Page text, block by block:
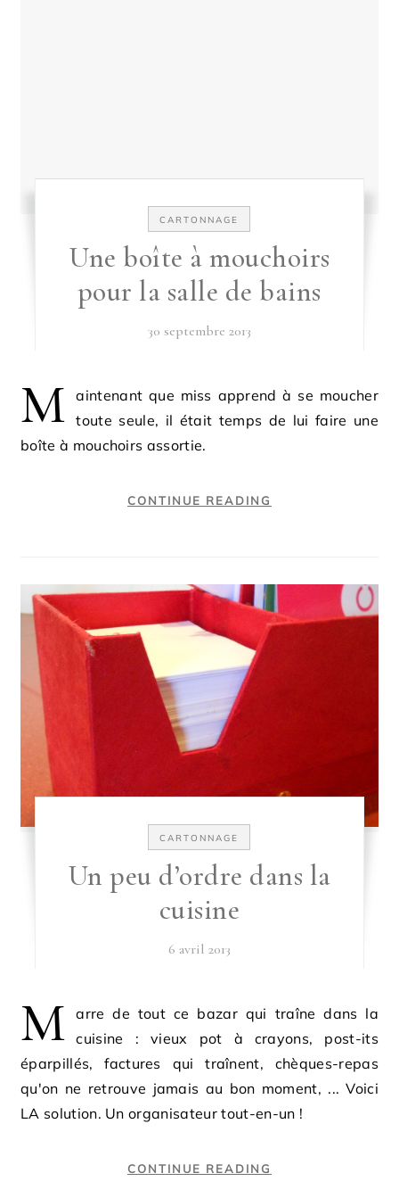
CARTONNAGE
Une boîte à mouchoirs
pour la salle de bains
30 septembre 2013
M
aintenant que miss apprend à se moucher
toute seule, il était temps de lui faire une
boîte à mouchoirs assortie.
CONTINUE READING
CARTONNAGE
Un peu d’ordre dans la
cuisine
6 avril 2013
M
arre de tout ce bazar qui traîne dans la
cuisine : vieux pot à crayons, post-its
éparpillés, factures qui traînent, chèques-repas
qu'on ne retrouve jamais au bon moment, ... Voici
LA solution. Un organisateur tout-en-un !
CONTINUE READING